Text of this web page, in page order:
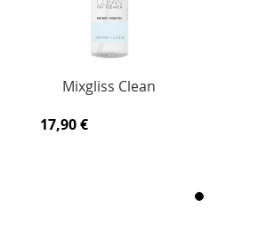
Mixgliss Clean
17,90 €